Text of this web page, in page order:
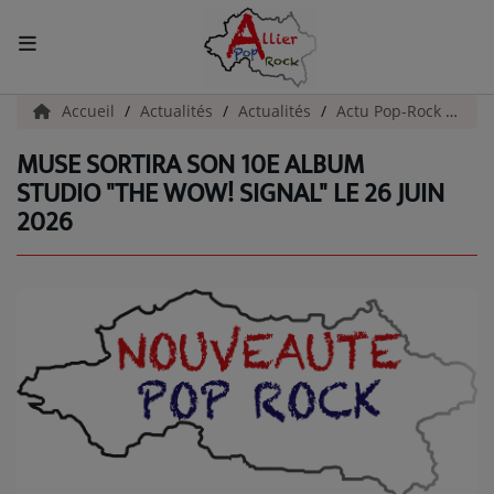
ACCUEIL
Actualités
INFOS - ALLIER
INFOS POP ROCK
La Radio
EMISSIONS
Accueil Actualités Actualités Actu Pop-Rock
MUSE SORTIRA SON 10E ALBUM
STUDIO "THE WOW! SIGNAL" LE 26 JUIN
2026